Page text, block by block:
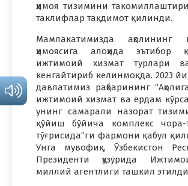
ҳимоя тизимини
таклифлар тақдимот қилинди.
Мамлакатимизда аҳолининг
ҳимоясига алоҳида эътибор
ижтимоий хизмат турлари
кенгайтириб келинмоқда. 2023
давлатимиз раҳбарининг
ижтимоий хизмат ва ёрдам
унинг самарали назорат
қўйиш бўйича комплекс чора-
тўғрисида”ги фармони қабул
Унга мувофиқ, Ўзбекистон
Президенти ҳузурида
миллий агентлиги ташкил